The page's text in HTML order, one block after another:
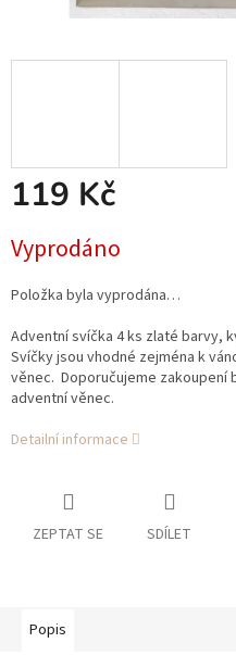
119 Kč
cena:
Vyprodáno
Položka byla vyprodána…
Adventní svíčka 4 ks zlaté barvy,
Svíčky jsou vhodné zejména k
věnec. Doporučujeme zakoupení
adventní věnec.
Detailní informace
ZEPTAT SE SDÍLET
Popis